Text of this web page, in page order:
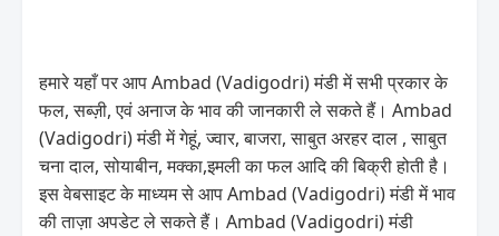
हमारे यहाँ पर आप Ambad (Vadigodri) मंडी में सभी प्रकार के
फल, सब्ज़ी, एवं अनाज के भाव की जानकारी ले सकते हैं। Ambad
(Vadigodri) मंडी में गेहूं, ज्वार, बाजरा, साबुत अरहर दाल , साबुत
चना दाल, सोयाबीन, मक्का,इमली का फल आदि की बिक्री होती है।
इस वेबसाइट के माध्यम से आप Ambad (Vadigodri) मंडी में भाव
की ताज़ा अपडेट ले सकते हैं। Ambad (Vadigodri) मंडी